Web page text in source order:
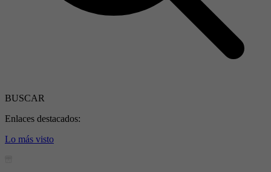
BUSCAR
Enlaces destacados:
Lo más visto